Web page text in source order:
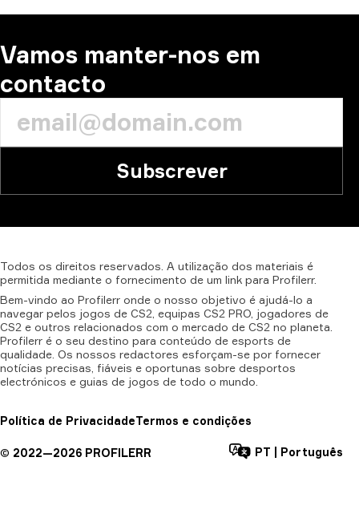
Vamos manter-nos em
contacto
Subscrever
Todos os direitos reservados. A utilização dos materiais é
permitida mediante o fornecimento de um link para Profilerr.
Bem-vindo ao Profilerr onde o nosso objetivo é ajudá-lo a
navegar pelos jogos de CS2, equipas CS2 PRO, jogadores de
CS2 e outros relacionados com o mercado de CS2 no planeta.
Profilerr é o seu destino para conteúdo de esports de
qualidade. Os nossos redactores esforçam-se por fornecer
notícias precisas, fiáveis e oportunas sobre desportos
electrónicos e guias de jogos de todo o mundo.
Política de PrivacidadeTermos e condições
© 2022—2026 PROFILERR PT Português